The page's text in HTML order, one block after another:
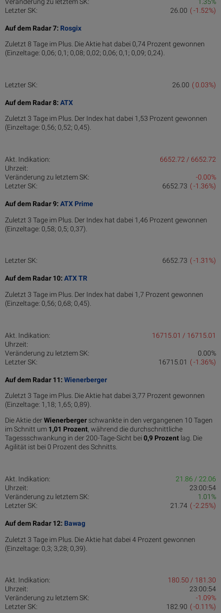
Letzter SK:
( -1.52%)
26.00
Auf dem Radar 7: Rosgix
Zuletzt 8 Tage im Plus. Die Aktie hat dabei 0,74 Prozent gewonnen
(Einzeltage: 0,06; 0,1; 0,08; 0,02; 0,06; 0,1; 0,09; 0,24).
Letzter SK: ( 0.03%)
26.00
Auf dem Radar 8: ATX
Zuletzt 3 Tage im Plus. Der Index hat dabei 1,53 Prozent gewonnen
(Einzeltage: 0,56; 0,52; 0,45).
Akt. Indikation:
6652.72 / 6652.72
Uhrzeit:
Veränderung zu letztem SK:
-0.00%
Letzter SK:
( -1.36%)
6652.73
Auf dem Radar 9: ATX Prime
Zuletzt 3 Tage im Plus. Der Index hat dabei 1,46 Prozent gewonnen
(Einzeltage: 0,58; 0,5; 0,37).
Letzter SK: ( -1.31%)
6652.73
Auf dem Radar 10: ATX TR
Zuletzt 3 Tage im Plus. Der Index hat dabei 1,7 Prozent gewonnen
(Einzeltage: 0,56; 0,68; 0,45).
Akt. Indikation:
16715.01 / 16715.01
Uhrzeit:
Veränderung zu letztem SK:
0.00%
Letzter SK:
( -1.36%)
16715.01
Auf dem Radar 11: Wienerberger
Zuletzt 3 Tage im Plus. Die Aktie hat dabei 3,77 Prozent gewonnen
(Einzeltage: 1,18; 1,65; 0,89).
Die Aktie derWienerberger schwankte in den vergangenen 10 Tagen
im Schnitt um 1,01 Pro­zent, während die durchschnittliche
Tagessschwankung in der 200-Tage-Sicht bei 0,9 Prozent lag. Die
Agilität ist bei 0 Prozent des Schnitts.
Akt. Indikation:
21.86 / 22.06
Uhrzeit:
23:00:54
Veränderung zu letztem SK:
1.01%
Letzter SK:
( -2.25%)
21.74
Auf dem Radar 12: Bawag
Zuletzt 3 Tage im Plus. Die Aktie hat dabei 4 Prozent gewonnen
(Einzeltage: 0,3; 3,28; 0,39).
Akt. Indikation:
180.50 / 181.30
Uhrzeit:
23:00:54
Veränderung zu letztem SK:
-1.09%
Letzter SK:
( -0.11%)
182.90